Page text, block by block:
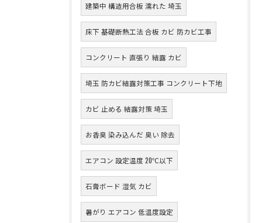
建築中 構造用合板 濡れた 埼玉
床下 基礎断熱工法 合板 カビ 防カビ工事
コンクリート 直張り 結露 カビ
埼玉 防カビ結露対策工事 コンクリート下地
カビ 止める 結露対策 埼玉
お香臭 染み込んだ 臭い 除去
エアコン 設定温度 20℃以下
石膏ボード 湿気 カビ
暑がり エアコン 低温度設定